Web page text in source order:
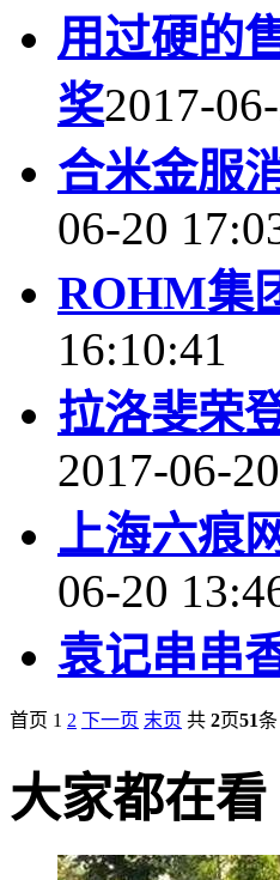
用过硬的
奖2017-
合米金服
06-20
ROHM集
16:10:41
拉洛斐荣
2017-06-
上海六痕
06-20
袁记串串
首页 1 2 下一页 末页 共 2页51条
大家都在看